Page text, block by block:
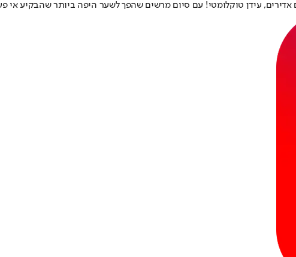
אדירים, עידן טוקלומטי! עם סיום מרשים שהפך לשער היפה ביותר שהבקיע אי